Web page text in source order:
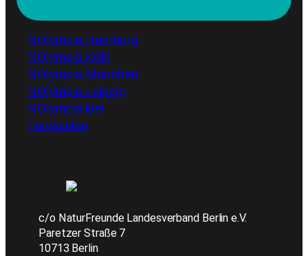
NOlympia Hamburg
NOlympia Köln
NOlympia München
NOlympia Leipzig
NOlympia kiel
Fairspielen
c/o NaturFreunde Landesverband Berlin e.V.
Paretzer Straße 7
10713 Berlin